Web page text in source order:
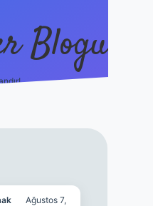
Blogu
Ağustos 7,
hiltonbet güncel giriş